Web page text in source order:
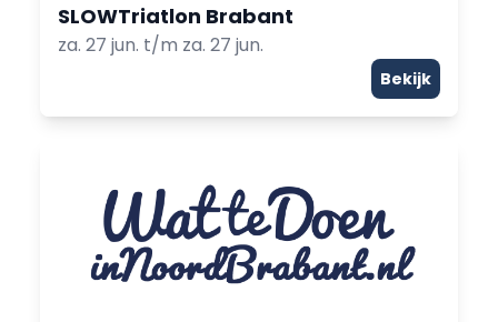
SLOWTriatlon Brabant
za. 27 jun. t/m za. 27 jun.
Bekijk